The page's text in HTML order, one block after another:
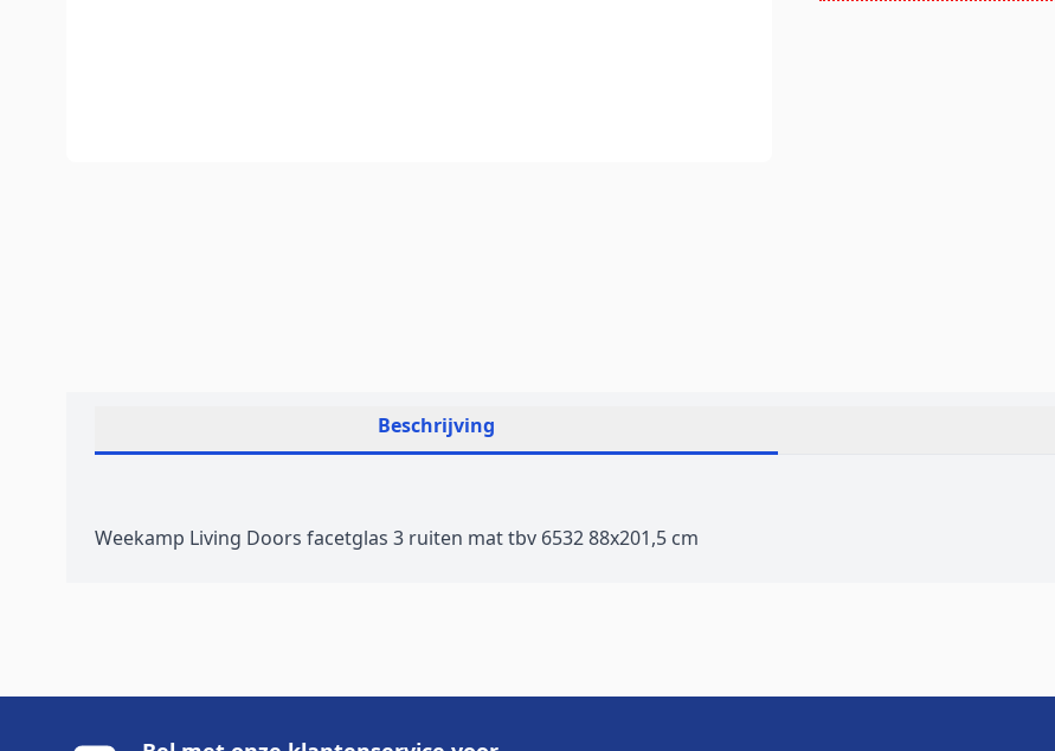
Beschrijving
Weekamp Living Doors facetglas 3 ruiten mat tbv 6532 88x201,5 cm